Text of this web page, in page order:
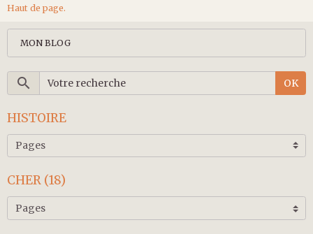
Haut de page.
MON BLOG
OK
HISTOIRE
CHER (18)